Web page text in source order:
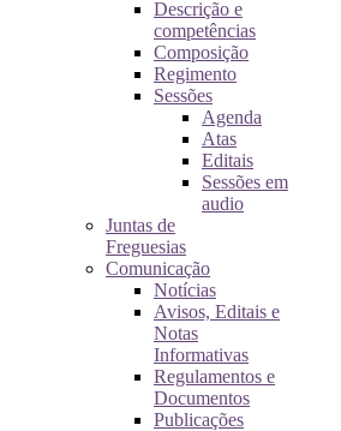
Descrição e
competências
Composição
Regimento
Sessões
Agenda
Atas
Editais
Sessões em
audio
Juntas de
Freguesias
Comunicação
Notícias
Avisos, Editais e
Notas
Informativas
Regulamentos e
Documentos
Publicações